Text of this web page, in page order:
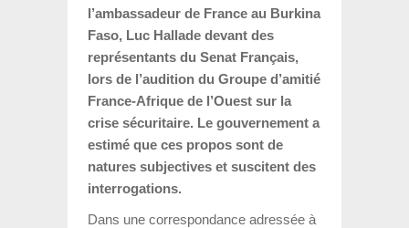
l’ambassadeur de France au Burkina
Faso, Luc Hallade devant des
représentants du Senat Français,
lors de l’audition du Groupe d’amitié
France-Afrique de l’Ouest sur la
crise sécuritaire. Le gouvernement a
estimé que ces propos sont de
natures subjectives et suscitent des
interrogations.
Dans une correspondance adressée à